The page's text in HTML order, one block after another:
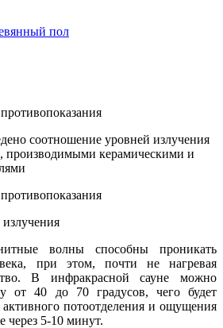
пол
соотношение уровней излучения
производимыми керамическими и
волны способны проникать
при этом, почти не нагревая
В инфракрасной сауне можно
от 40 до 70 градусов, чего будет
активного потоотделения и ощущения
через 5-10 минут.